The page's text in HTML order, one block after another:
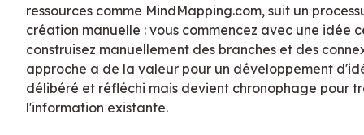
ressources comme MindMapping.com, suit un
création manuelle : vous commencez avec une idée
construisez manuellement des branches et des
approche a de la valeur pour un développement
délibéré et réfléchi mais devient chronophage pour
l'information existante.